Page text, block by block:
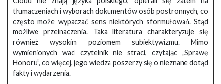
tłumaczeniach i wyborach dokumentów osób postronnych, co
często może wypaczać sens niektórych sformułowań. Stąd
możliwe przeinaczenia. Taka literatura charakteryzuje się
również wysokim poziomem subiektywizmu. Mimo
wymienionych wad czytelnik nie straci, czytając „Sprawę
Honoru”, co więcej, jego wiedza poszerzy się o nieznane dotąd
fakty i wydarzenia.